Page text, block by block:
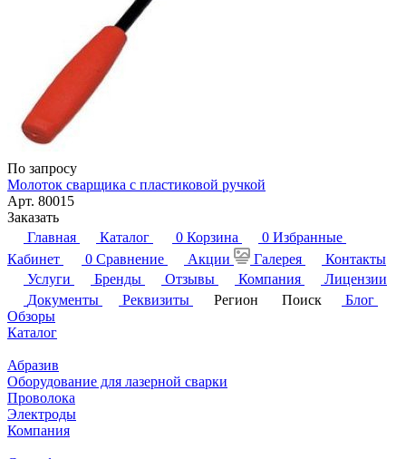
По запросу
Молоток сварщика с пластиковой ручкой
Арт. 80015
Заказать
Главная
Каталог 0 Корзина 0 Избранные
Кабинет
0 Сравнение Акции Галерея
Контакты
Услуги
Бренды Отзывы Компания
Лицензии
Документы
Реквизиты Регион Поиск
Блог
Обзоры
Каталог
Абразив
Оборудование для лазерной сварки
Проволока
Электроды
Компания